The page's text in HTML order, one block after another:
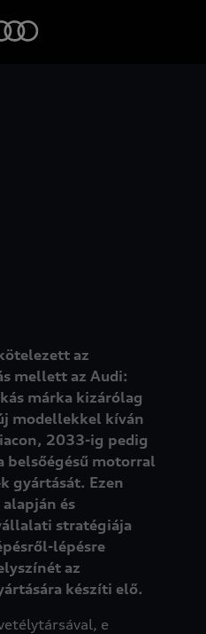
az
mellett az Audi:
márka kizárólag
modellekkel kíván
2033-ig pedig
motorral
gyártását. Ezen
és
stratégiája
lépésre
az
készíti elő.
e